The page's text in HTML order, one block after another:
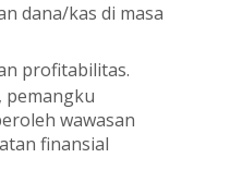
dana/kas di masa
profitabilitas.
pemangku
wawasan
finansial